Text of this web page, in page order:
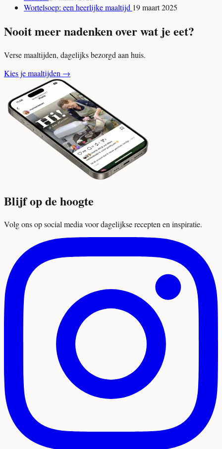
Wortelsoep: een heerlijke maaltijd 19 maart 2025
Nooit meer nadenken over wat je eet?
Verse maaltijden, dagelijks bezorgd aan huis.
Kies je maaltijden →
Blijf op de hoogte
Volg ons op social media voor dagelijkse recepten en inspiratie.